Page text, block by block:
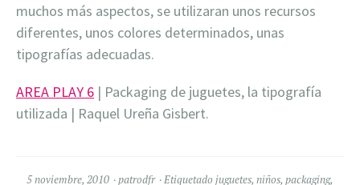
muchos más aspectos, se utilizaran unos recursos
diferentes, unos colores determinados, unas
tipografías adecuadas.
AREA PLAY 6 | Packaging de juguetes, la tipografía
utilizada | Raquel Ureña Gisbert.
5 noviembre, 2010 patrodfr Etiquetado juguetes, niños, packaging,